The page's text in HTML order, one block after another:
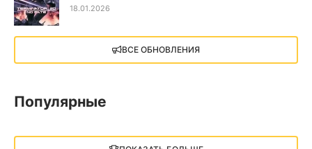
18.01.2026
X4: Foundations (2018)
13.73 GB 2018
13 ГБ 2025
ВСЕ ОБНОВЛЕНИЯ
Популярные